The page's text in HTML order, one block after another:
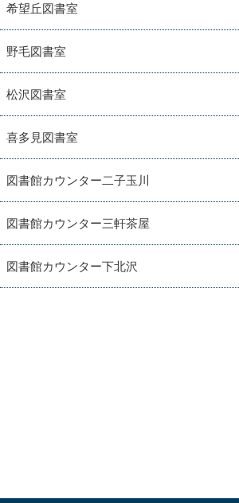
希望丘図書室
野毛図書室
松沢図書室
喜多見図書室
図書館カウンター二子玉川
図書館カウンター三軒茶屋
図書館カウンター下北沢